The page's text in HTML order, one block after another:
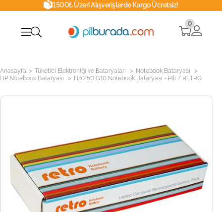
1500₺ Üzeri Alışverişlerde Kargo Ücretsiz!
0
Anasayfa > Tüketici Elektroniği ve Bataryaları > Notebook Bataryası >
HP Notebook Bataryası > Hp 250 G10 Notebook Bataryası - Pili / RETRO